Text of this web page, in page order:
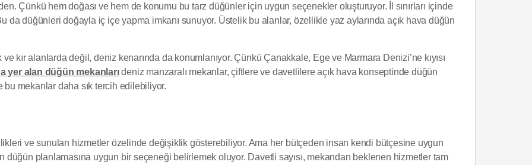
Çünkü hem doğası ve hem de konumu bu tarz düğünler için uygun seçenekler oluşturuyor. İl sınırları içinde
da düğünleri doğayla iç içe yapma imkanı sunuyor. Üstelik bu alanlar, özellikle yaz aylarında açık hava düğün
kır alanlarda değil, deniz kenarında da konumlanıyor. Çünkü Çanakkale, Ege ve Marmara Denizi’ne kıyısı
yer alan düğün mekanlarıdeniz manzaralı mekanlar, çiftlere ve davetlilere açık hava konseptinde düğün
mekanlar daha sık tercih edilebiliyor.
ve sunulan hizmetler özelinde değişiklik gösterebiliyor. Ama her bütçeden insan kendi bütçesine uygun
planlamasına uygun bir seçeneği belirlemek oluyor. Davetli sayısı, mekandan beklenen hizmetler tam